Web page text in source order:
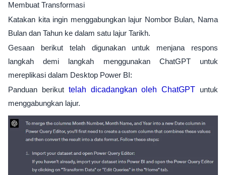
Membuat Transformasi
Katakan kita ingin menggabungkan lajur Nombor Bulan, Nama
Bulan dan Tahun ke dalam satu lajur Tarikh.
Gesaan berikut telah digunakan untuk menjana respons
langkah demi langkah menggunakan ChatGPT untuk
mereplikasi dalam Desktop Power BI:
Panduan berikut telah dicadangkan oleh ChatGPT untuk
menggabungkan lajur.